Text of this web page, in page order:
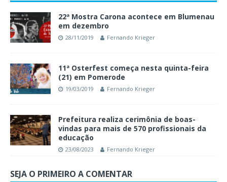
22ª Mostra Carona acontece em Blumenau
em dezembro
28/11/2019 Fernando Krieger
11ª Osterfest começa nesta quinta-feira
(21) em Pomerode
19/03/2019 Fernando Krieger
Prefeitura realiza cerimônia de boas-
vindas para mais de 570 profissionais da
educação
23/08/2023 Fernando Krieger
SEJA O PRIMEIRO A COMENTAR